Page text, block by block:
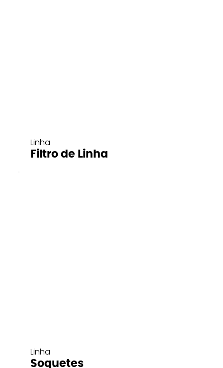
Linha
Filtro de Linha
Linha
Soquetes